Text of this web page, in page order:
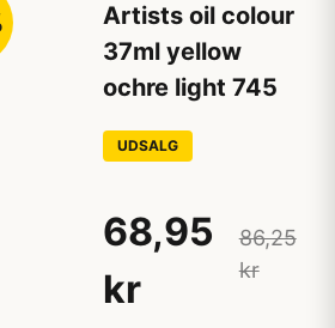
Artists oil colour
37ml yellow
ochre light 745
UDSALG
68,95
kr
86,25
kr